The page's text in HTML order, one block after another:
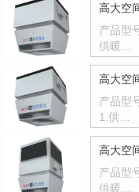
高大空
产品型
供暖…
高大空
产品型
1.供…
高大空
产品型
供暖…